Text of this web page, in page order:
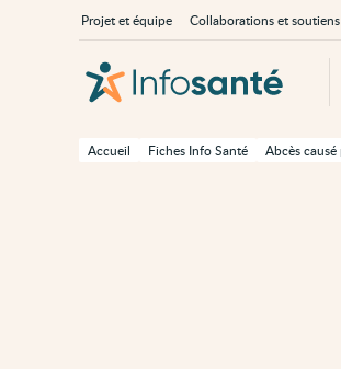
Accueil Fiches Info Santé
principale
À
propos
Projet et équipe Collaborations et soutiens